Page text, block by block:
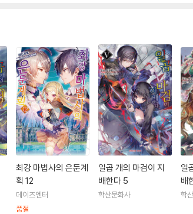
최강 마법사의 은둔계
획 12
데이즈엔터
품절
일곱 개의 마검이 지
배한다 5
학산문화사
일
배
학